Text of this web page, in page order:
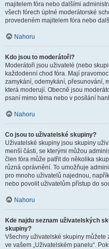
majitelem fóra nebo dalšími
všech fórech úplné moderátorské
provedeném majitelem fóra nebo
Nahoru
Kdo jsou to moderátoři?
Moderátoři jsou uživatelé (nebo
každodenní chod fóra. Mají
zamykání, odemykání, přesunování,
která moderují. Obecně jsou
psaní mimo téma nebo v posílání
Nahoru
Co jsou to uživatelské skupiny?
Uživatelské skupiny jsou skupiny
menší části, se kterými můžou
člen fóra může patřit do několika
různá oprávnění. To umožňuje
pro mnoho uživatelů najednou,
nebo povolit uživatelům přístup do
Nahoru
Kde najdu seznam uživatelských
skupiny?
Všechny uživatelské skupiny můžete
ve vašem „Uživatelském panelu“.